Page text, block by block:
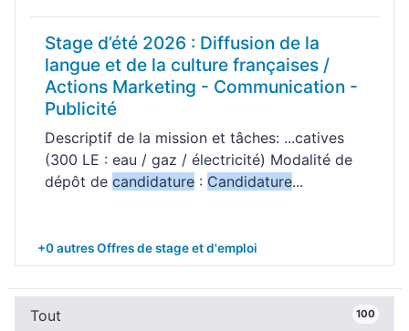
Stage d’été 2026 : Diffusion de la
langue et de la culture françaises /
Actions Marketing - Communication -
Publicité
Descriptif de la mission et tâches: ...catives
(300 LE : eau / gaz / électricité) Modalité de
dépôt de candidature : Candidature...
+0 autres Offres de stage et d'emploi
Tout 100